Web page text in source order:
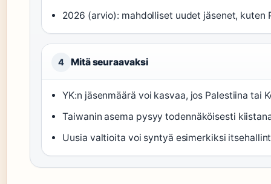
2026 (arvio): mahdolliset uudet jäsenet, kuten
4 Mitä seuraavaksi
YK:n jäsenmäärä voi kasvaa, jos Palestiina tai
Taiwanin asema pysyy todennäköisesti
Uusia valtioita voi syntyä esimerkiksi